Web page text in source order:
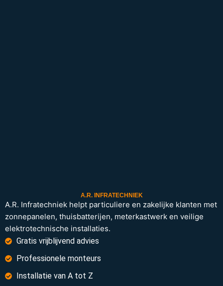
A.R. INFRATECHNIEK
A.R. Infratechniek helpt particuliere en zakelijke klanten met
zonnepanelen, thuisbatterijen, meterkastwerk en veilige
elektrotechnische installaties.
Gratis vrijblijvend advies
Professionele monteurs
Installatie van A tot Z